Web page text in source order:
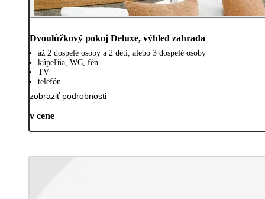
Dvoulůžkový pokoj Deluxe, výhled zahrada
až 2 dospelé osoby a 2 deti, alebo 3 dospelé osoby
kúpeľňa, WC, fén
TV
telefón
zobraziť podrobnosti
v cene